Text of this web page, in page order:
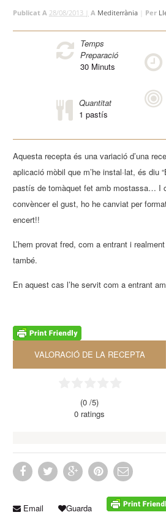
Publicat A 28/08/2013 | A Mediterrània Per
Temps
Preparació
30 Minuts
Quantitat
1 pastís
Aquesta recepta és una variació d’una
aplicació mòbil que m’he instal·lat, és diu
pastís de tomàquet fet amb mostassa… I
convèncer el gust, ho he canviat per
encert!!
L’hem provat fred, com a entrant i
també.
En aquest cas l’he servit com a entrant
VALORACIÓ DE LA RECEPTA
(0 /5)
0 ratings
Email Guarda